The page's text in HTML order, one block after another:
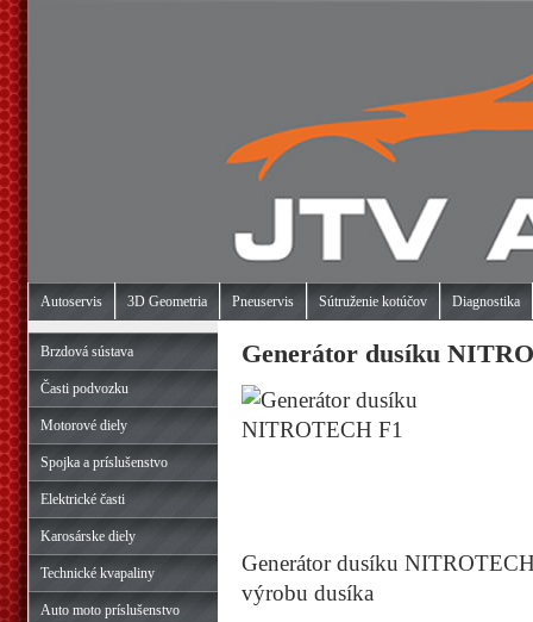
Autoservis 3D Geometria Pneuservis Sútruženie kotúčov Diagnostika
Brzdová sústava
Časti podvozku
Motorové diely
Spojka a príslušenstvo
Elektrické časti
Karosárske diely
Technické kvapaliny
Auto moto príslušenstvo
Generátor dusíku
Generátor dusíku
výrobu dusíka